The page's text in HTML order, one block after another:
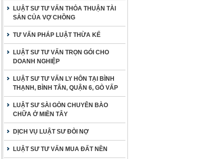
LUẬT SƯ TƯ VẤN THỎA THUẬN TÀI
SẢN CỦA VỢ CHỒNG
TƯ VẤN PHÁP LUẬT THỪA KẾ
LUẬT SƯ TƯ VẤN TRỌN GÓI CHO
DOANH NGHIỆP
LUẬT SƯ TƯ VẤN LY HÔN TẠI BÌNH
THẠNH, BÌNH TÂN, QUẬN 6, GÒ VẤP
LUẬT SƯ SÀI GÒN CHUYÊN BÀO
CHỮA Ở MIỀN TÂY
DỊCH VỤ LUẬT SƯ ĐÒI NỢ
LUẬT SƯ TƯ VẤN MUA ĐẤT NỀN